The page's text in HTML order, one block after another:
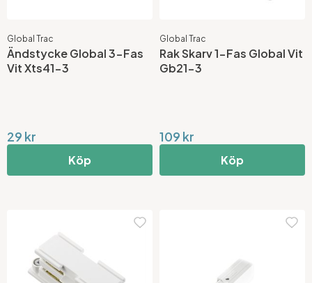
Global Trac
Ändstycke Global 3-Fas
Vit Xts41-3
29 kr
Köp
Global Trac
Rak Skarv 1-Fas Global Vit
Gb21-3
109 kr
Köp